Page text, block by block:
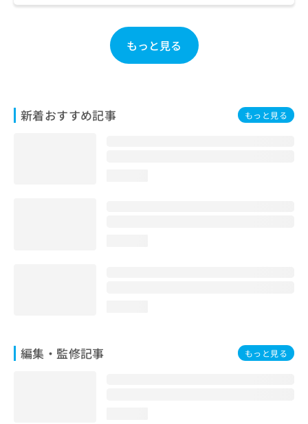
もっと見る
新着おすすめ記事 もっと見る
編集・監修記事 もっと見る
お
ち